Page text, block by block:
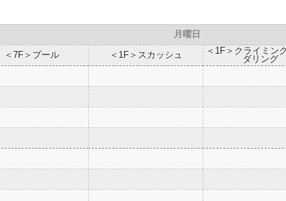
月曜日
＜7F＞プール ＜1F＞スカッシュ
＜1F＞クライミン
ダリング